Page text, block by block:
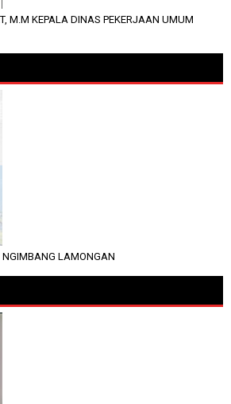
M.M KEPALA DINAS PEKERJAAN UMUM
NGIMBANG LAMONGAN